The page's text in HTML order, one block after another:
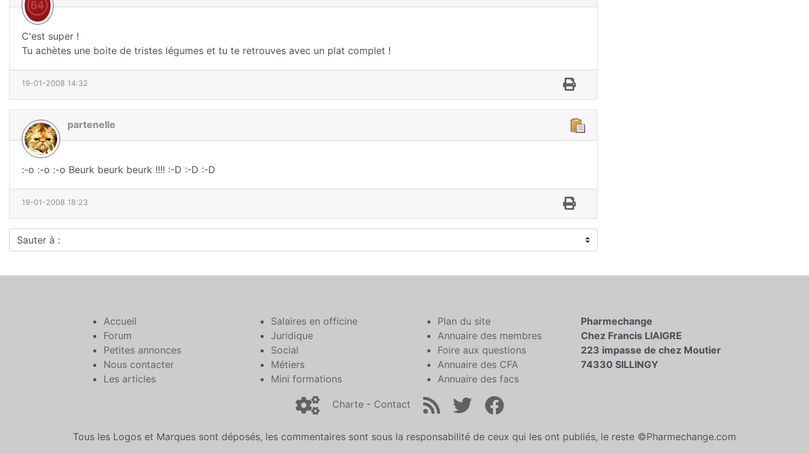
C'est super !
Tu achètes une boite de tristes légumes et tu te retrouves avec un plat complet !
19-01-2008 14:32
partenelle
:-o :-o :-o Beurk beurk beurk !!!! :-D :-D :-D
19-01-2008 18:23
Sauter à :
Accueil
Forum
Petites annonces
Nous contacter
Les articles
Salaires en officine
Juridique
Social
Métiers
Mini formations
Plan du site
Annuaire des membres
Foire aux questions
Annuaire des CFA
Annuaire des facs
Pharmechange
Chez Francis LIAIGRE
223 impasse de chez Moutier
74330 SILLINGY
Charte - Contact
Tous les Logos et Marques sont déposés, les commentaires sont sous la responsabilité de ceux qui les ont publiés, le reste ©Pharmechange.com